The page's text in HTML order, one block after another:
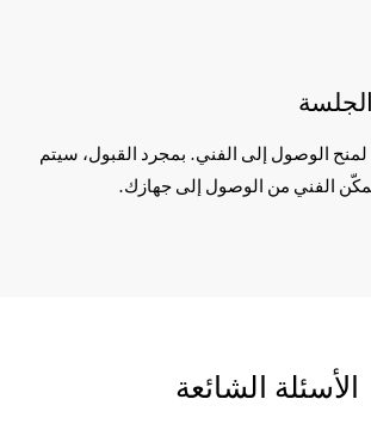
لمنح الوصول إلى الفني. بمجرد القبول، سيتم
الفني من الوصول إلى جهازك.
الأسئلة الشائعة